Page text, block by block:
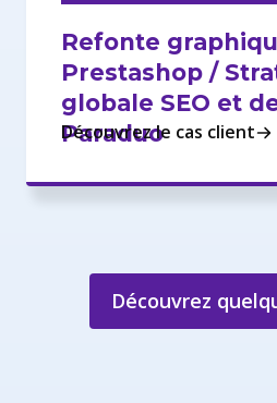
Refonte
Prestashop /
globale SEO et
Paraduo
Découvrez le cas client
Découvrez